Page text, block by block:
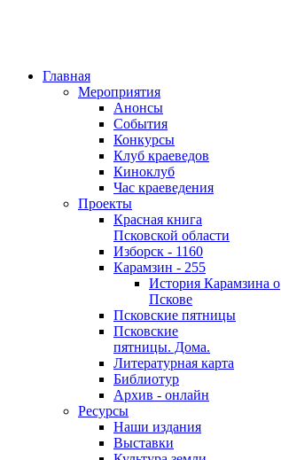
Главная
Мероприятия
Анонсы
События
Конкурсы
Клуб краеведов
Киноклуб
Час краеведения
Проекты
Красная книга
Псковской области
Изборск - 1160
Карамзин - 255
История Карамзина о
Пскове
Псковские пятницы
Псковские
пятницы. Дома.
Литературная карта
Библиотур
Архив - онлайн
Ресурсы
Наши издания
Выставки